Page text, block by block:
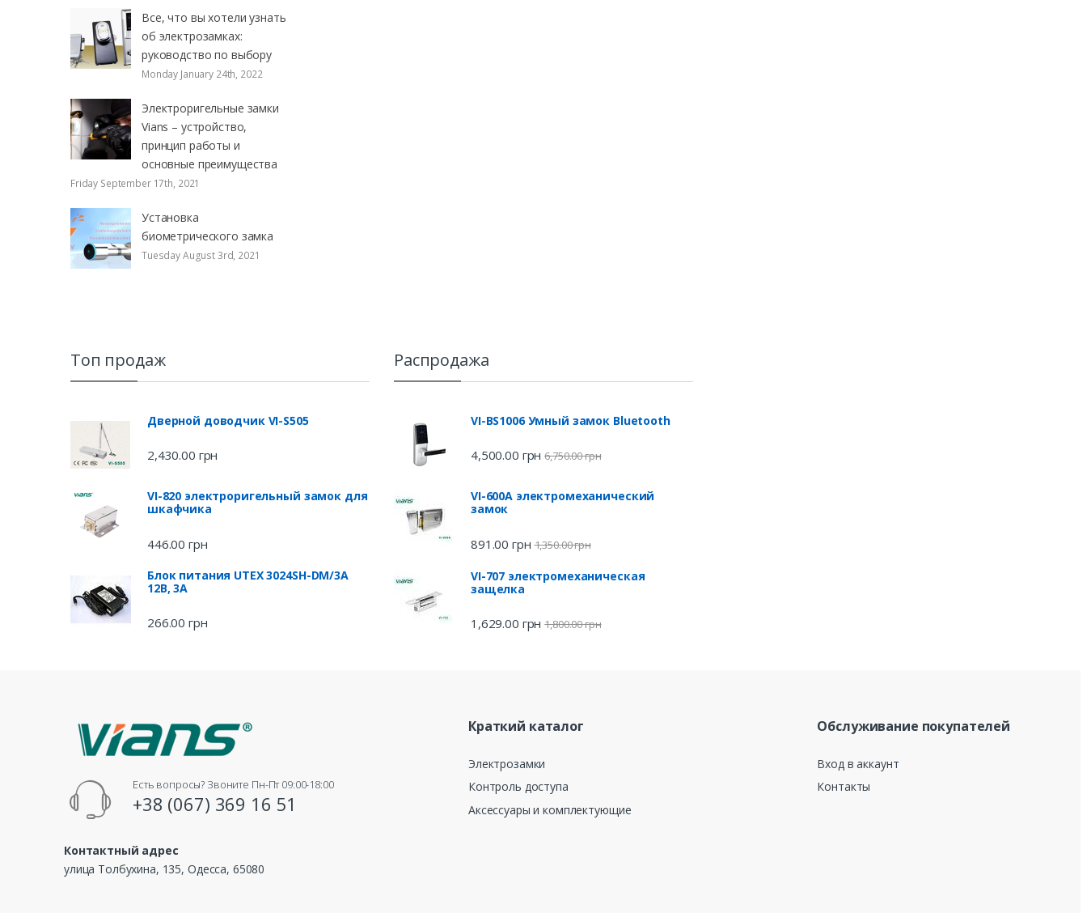
Все, что вы хотели узнать
об электрозамках:
руководство по выбору
Monday January 24th, 2022
Электроригельные замки
Vians – устройство,
принцип работы и
основные преимущества
Friday September 17th, 2021
Установка
биометрического замка
Tuesday August 3rd, 2021
Топ продаж
Дверной доводчик VI-S505
2,430.00 грн
VI-820 электроригельный замок для
шкафчика
446.00 грн
Блок питания UTEX 3024SH-DM/3A
12В, 3А
266.00 грн
Распродажа
VI-BS1006 Умный замок Bluetooth
4,500.00 грн 6,750.00грн
VI-600A электромеханический
замок
891.00 грн 1,350.00грн
VI-707 электромеханическая
защелка
1,629.00 грн 1,800.00грн
Есть вопросы? Звоните Пн-Пт 09:00-18:00
+38 (067) 369 16 51
Контактный адрес
улица Толбухина, 135, Одесса, 65080
Краткий каталог
Электрозамки
Контроль доступа
Аксессуары и комплектующие
Обслуживание покупателей
Вход в аккаунт
Контакты